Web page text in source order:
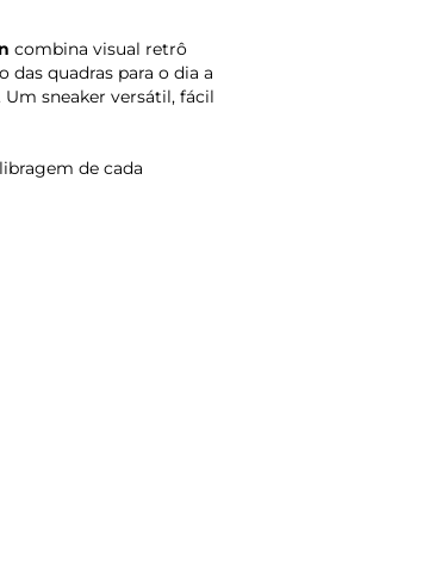
combina visual retrô
quadras para o dia a
Um sneaker versátil, fácil
de cada